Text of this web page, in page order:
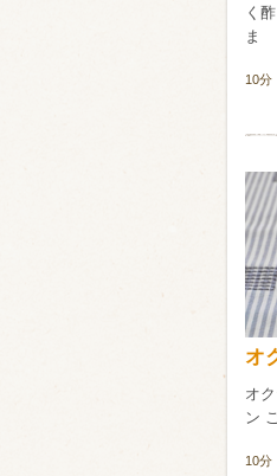
く
ま
10分
オ
オ
ン
10分